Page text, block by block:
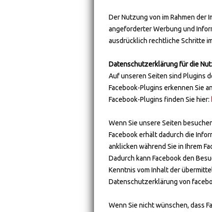
Der Nutzung von im Rahmen
angeforderter Werbung und
ausdrücklich rechtliche Schritte
Datenschutzerklärung für die
Auf unseren Seiten sind Plugins
Facebook-Plugins erkennen Sie
Facebook-Plugins finden Sie hier:
Wenn Sie unsere Seiten
Facebook erhält dadurch die
anklicken während Sie in Ihrem
Dadurch kann Facebook den
Kenntnis vom Inhalt der
Datenschutzerklärung von
Wenn Sie nicht wünschen, dass